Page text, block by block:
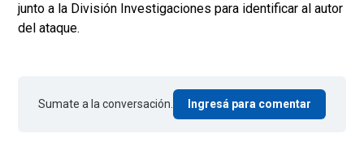
junto a la División Investigaciones para identificar al autor
del ataque.
Sumate a la conversación. Ingresá para comentar